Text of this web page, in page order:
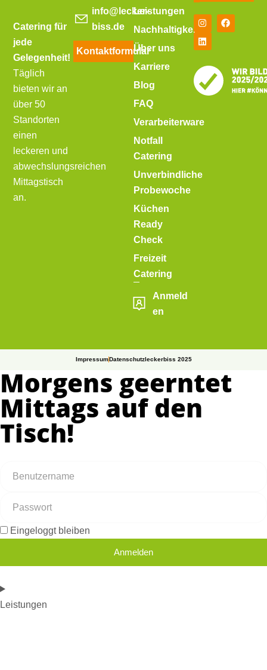
Catering für
jede
Gelegenheit!
Täglich
bieten wir an
über 50
Standorten
einen
leckeren und
abwechslungsreichen
Mittagstisch
an.
info@lecker-
biss.de
Kontaktformular
Leistungen
Nachhaltigkeit
Über uns
Karriere
Blog
FAQ
Verarbeiterware
Notfall
Catering
Unverbindliche
Probewoche
Küchen
Ready
Check
Freizeit
Catering
Anmeld
en
ImpressumDatenschutzleckerbiss 2025
Morgens geerntet
Mittags auf den
Tisch!
Eingeloggt bleiben
Anmelden
Leistungen